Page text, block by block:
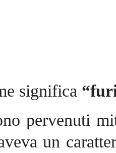
significa
pervenuti
un